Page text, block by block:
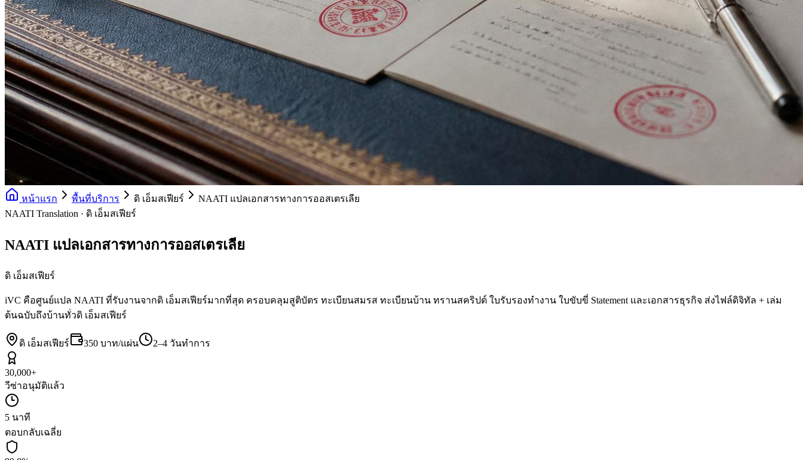
หน้าแรก พื้นที่บริการ ดิ เอ็มสเฟียร์
NAATI แปลเอกสารทางการออสเตรเลีย
NAATI Translation · ดิ เอ็มสเฟียร์
NAATI แปลเอกสารทางการออสเตรเลีย
ดิ เอ็มสเฟียร์
iVC คือศูนย์แปล NAATI ที่รับงานจากดิ เอ็มสเฟียร์มากที่สุด ครอบคลุมสูติบัตร ทะเบียนสมรส ทะเบียนบ้าน ทรานสคริปต์ ใบรับรองทำงาน ใบขับขี่ Statement และเอกสารธุรกิจ ส่งไฟล์ดิจิทัล + เล่ม
ต้นฉบับถึงบ้านทั่วดิ เอ็มสเฟียร์
ดิ เอ็มสเฟียร์ 350 บาท/แผ่น 2–4 วันทำการ
30,000+
วีซ่าอนุมัติแล้ว
5 นาที
ตอบกลับเฉลี่ย